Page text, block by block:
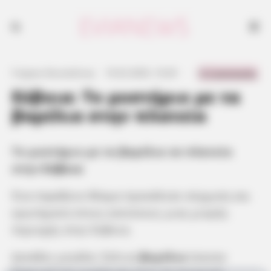
Εύβοια: Το μυστήριο με τα
βαρέλια στην πλατεία
Το μυστήριο με τα βαρέλια σε πλατεία
βαρέλια